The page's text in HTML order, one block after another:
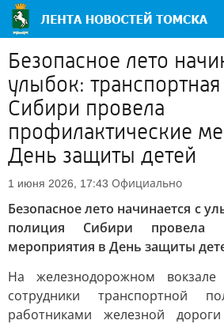
Безопасное лето
улыбок:
Сибири провела
профилактические
День защиты детей
1 июня 2026, 17:43 Официально
Безопасное лето начинается с
полиция Сибири провела
мероприятия в День защиты
На железнодорожном вокзале
сотрудники транспортной
работниками железной